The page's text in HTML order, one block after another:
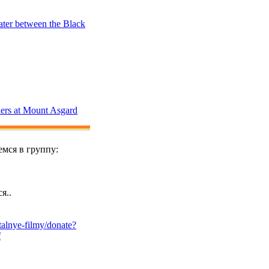
between the Black
at Mount Asgard
в группу:
filmy/donate?